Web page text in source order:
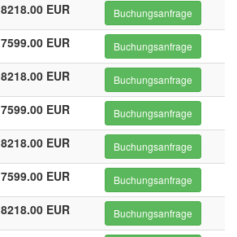
8218.00 EUR Buchungsanfrage
7599.00 EUR Buchungsanfrage
8218.00 EUR Buchungsanfrage
7599.00 EUR Buchungsanfrage
8218.00 EUR Buchungsanfrage
7599.00 EUR Buchungsanfrage
8218.00 EUR Buchungsanfrage